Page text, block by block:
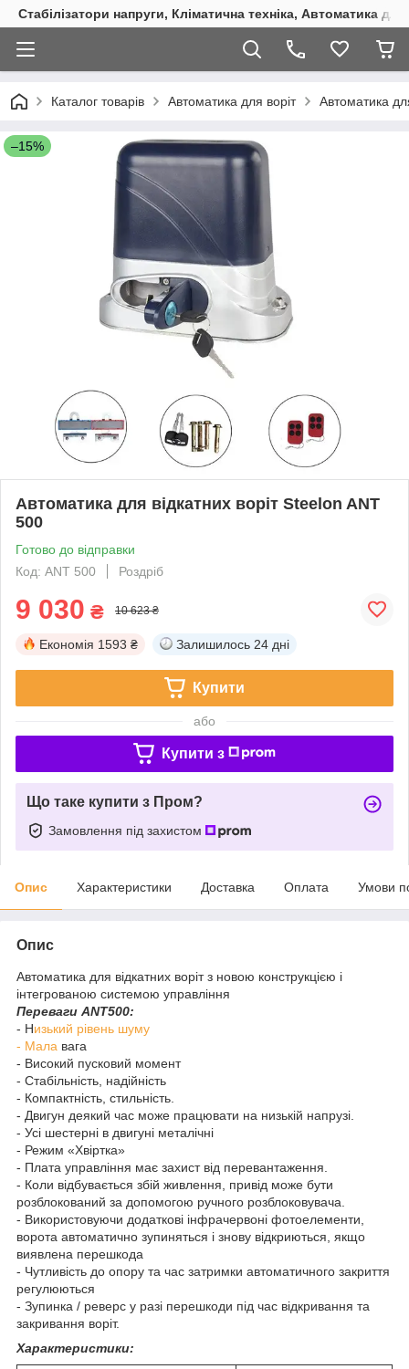
Стабілізатори напруги, Кліматична техніка, Автоматика
Каталог товарів Автоматика для воріт Автоматика
–15%
Автоматика для відкатних воріт Steelon ANT
500
Готово до відправки
Код: ANT 500
Роздріб
9 030 ₴ 10 623 ₴
Економія 1593 ₴ Залишилось 24 дні
Купити
або
Купити з
Що таке купити з Пром?
Замовлення під захистом
Опис Характеристики Доставка Оплата Умови
Опис
Автоматика для відкатних воріт з новою конструкцією і
інтегрованою системою управління
Переваги ANT500:
- Низький рівень шуму
- Мала вага
- Високий пусковий момент
- Стабільність, надійність
- Компактність, стильність.
- Двигун деякий час може працювати на низькій напрузі.
- Усі шестерні в двигуні металічні
- Режим «Хвіртка»
- Плата управління має захист від перевантаження.
- Коли відбувається збій живлення, привід може бути
розблокований за допомогою ручного розблоковувача.
- Використовуючи додаткові інфрачервоні фотоелементи,
ворота автоматично зупиняться і знову відкриються, якщо
виявлена перешкода
- Чутливість до опору та час затримки автоматичного закриття
регулюються
- Зупинка / реверс у разі перешкоди під час відкривання та
закривання воріт.
Характеристики: